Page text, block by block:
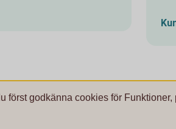
först godkänna cookies för Funktioner,